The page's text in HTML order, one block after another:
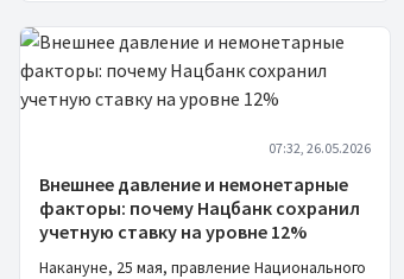
07:32, 26.05.2026
Внешнее давление и немонетарные
факторы: почему Нацбанк сохранил
учетную ставку на уровне 12%
Накануне, 25 мая, правление Национального